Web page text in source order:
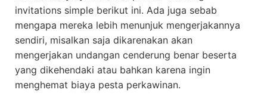
invitations simple berikut ini. Ada juga sebab
mengapa mereka lebih menunjuk mengerjakannya
sendiri, misalkan saja dikarenakan akan
mengerjakan undangan cenderung benar beserta
yang dikehendaki atau bahkan karena ingin
menghemat biaya pesta perkawinan.